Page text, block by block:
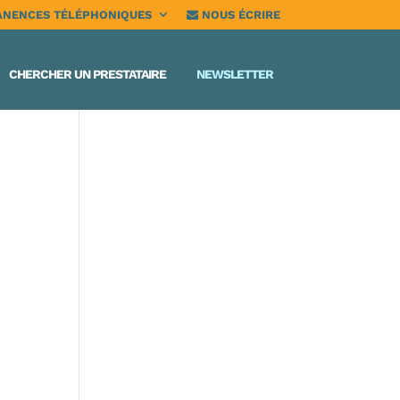
TÉLÉPHONIQUES NOUS ÉCRIRE
CHERCHER UN PRESTATAIRE NEWSLETTER